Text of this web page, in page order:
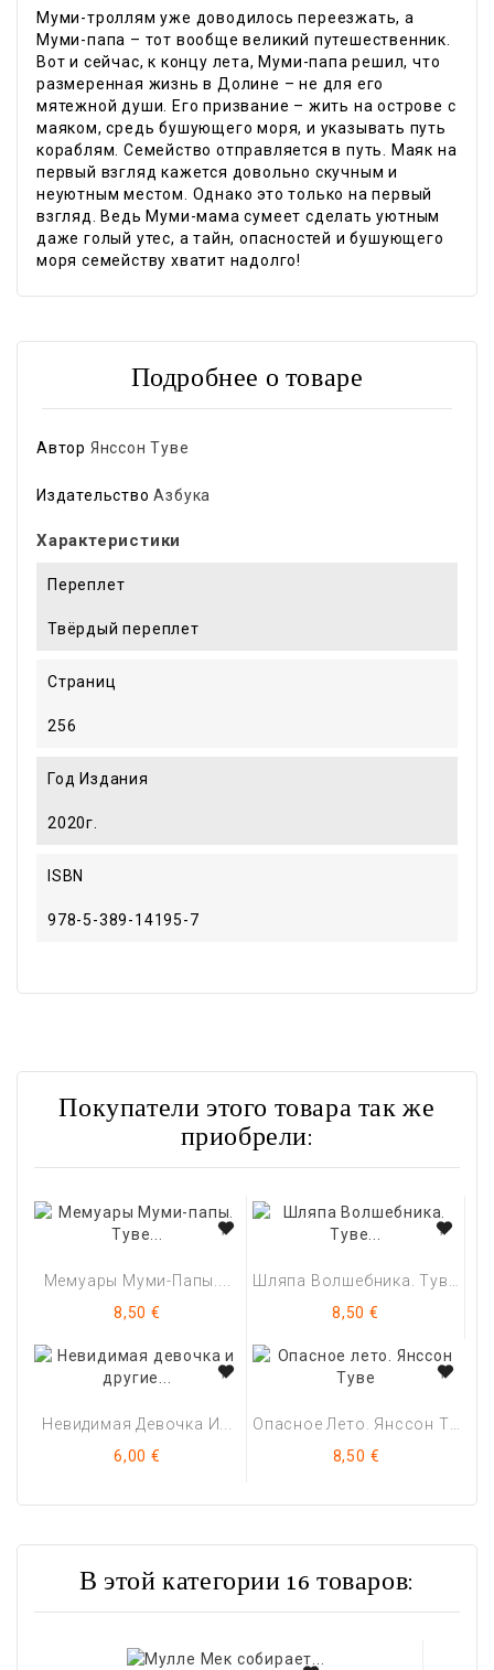
Муми-троллям уже доводилось переезжать, а
Муми-папа – тот вообще великий путешественник.
Вот и сейчас, к концу лета, Муми-папа решил, что
размеренная жизнь в Долине – не для его
мятежной души. Его призвание – жить на острове с
маяком, средь бушующего моря, и указывать путь
кораблям. Cемейство отправляется в путь. Маяк на
первый взгляд кажется довольно скучным и
неуютным местом. Однако это только на первый
взгляд. Ведь Муми-мама сумеет сделать уютным
даже голый утес, а тайн, опасностей и бушующего
моря семейству хватит надолго!
Подробнее о товаре
Автор Янссон Туве
Издательство Азбука
Характеристики
Переплет
Твёрдый переплет
Страниц
256
Год Издания
2020г.
ISBN
978-5-389-14195-7
Покупатели этого товара так же
приобрели:
Мемуары Муми-Папы....
Цена
8,50 €
Цена
8,50 €
Невидимая Девочка И...
Цена
6,00 €
Цена
8,50 €
В этой категории 16 товаров: